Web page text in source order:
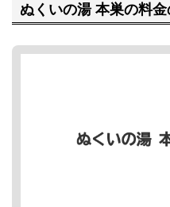
ぬくいの湯 本巣の料